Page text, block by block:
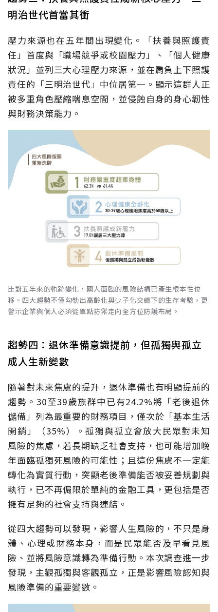
明治世代首當其衝
壓力來源也在五年間出現變化。「扶養與照護責
任」首度與「職場競爭或校園壓力」、「個人健康
狀況」並列三大心理壓力來源，並在肩負上下照護
責任的「三明治世代」中位居第一。顯示這群人正
被多重角色壓縮喘息空間，並侵蝕自身的身心韌性
與財務決策能力。
比對五年來的軌跡變化，國人面臨的風險結構已產生根本性位
移。四大趨勢不僅勾勒出高齡化與少子化交織下的生存考驗，更
警示企業與個人必須從單點防禦走向全方位防護布局。
趨勢四：退休準備意識提前，但孤獨與孤立
成人生新變數
隨著對未來焦慮的提升，退休準備也有明顯提前的
趨勢。30至39歲族群中已有24.2%將「老後退休
儲備」列為最重要的財務項目，僅次於「基本生活
開銷」（35%）。孤獨與孤立會放大民眾對未知
風險的焦慮，若長期缺乏社會支持，也可能增加晚
年面臨孤獨死風險的可能性；且這份焦慮不一定能
轉化為實質行動，突顯老後準備能否被妥善規劃與
執行，已不再侷限於單純的金融工具，更包括是否
擁有足夠的社會支持與連結。
從四大趨勢可以發現，影響人生風險的，不只是身
體、心理或財務本身，而是民眾能否及早看見風
險、並將風險意識轉為準備行動。本次調查進一步
發現，主觀孤獨與客觀孤立，正是影響風險認知與
風險準備的重要變數。